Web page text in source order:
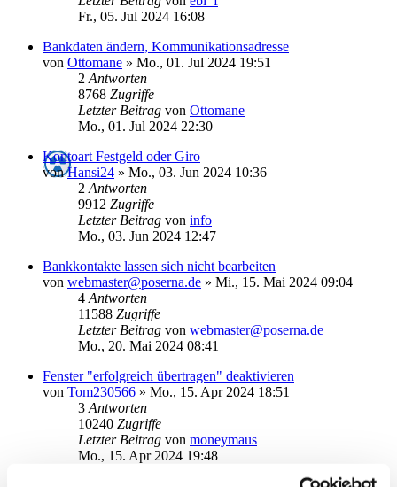
Fr., 05. Jul 2024 16:08
Bankdaten ändern, Kommunikationsadresse
von Ottomane » Mo., 01. Jul 2024 19:51
2 Antworten
8768 Zugriffe
Letzter Beitrag von Ottomane
Mo., 01. Jul 2024 22:30
Kontoart Festgeld oder Giro
vonHansi24 » Mo., 03. Jun 2024 10:36
2 Antworten
9912 Zugriffe
Letzter Beitrag von info
Mo., 03. Jun 2024 12:47
Bankkontakte lassen sich nicht bearbeiten
von webmaster@poserna.de » Mi., 15. Mai 2024 09:04
4 Antworten
11588 Zugriffe
Letzter Beitrag von webmaster@poserna.de
Mo., 20. Mai 2024 08:41
Fenster "erfolgreich übertragen" deaktivieren
von Tom230566 » Mo., 15. Apr 2024 18:51
3 Antworten
10240 Zugriffe
Letzter Beitrag von moneymaus
Mo., 15. Apr 2024 19:48